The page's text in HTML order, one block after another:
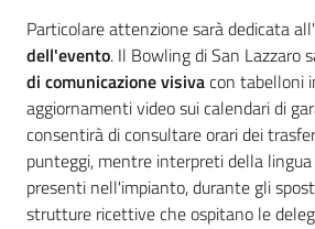
Particolare attenzione sarà dedicata all'
dell'evento. Il Bowling di San Lazzaro
di comunicazione visivacon tabelloni
aggiornamenti video sui calendari di
consentirà di consultare orari dei
punteggi, mentre interpreti della
presenti nell'impianto, durante gli
strutture ricettive che ospitano le